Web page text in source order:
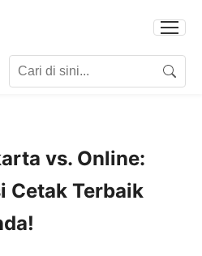
Search
vs. Online:
Cetak Terbaik